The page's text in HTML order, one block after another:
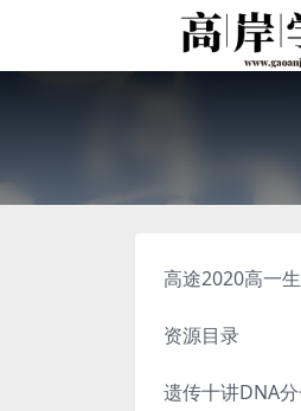
高途2020高一
资源目录
遗传十讲DNA